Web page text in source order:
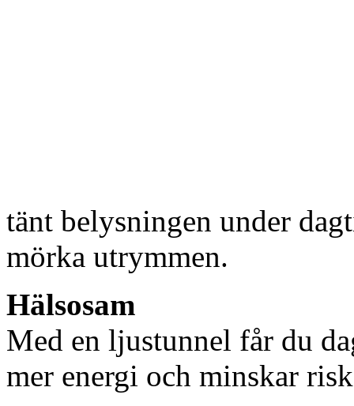
tänt belysningen under
mörka utrymmen.
Hälsosam
Med en ljustunnel får du
mer energi och minskar